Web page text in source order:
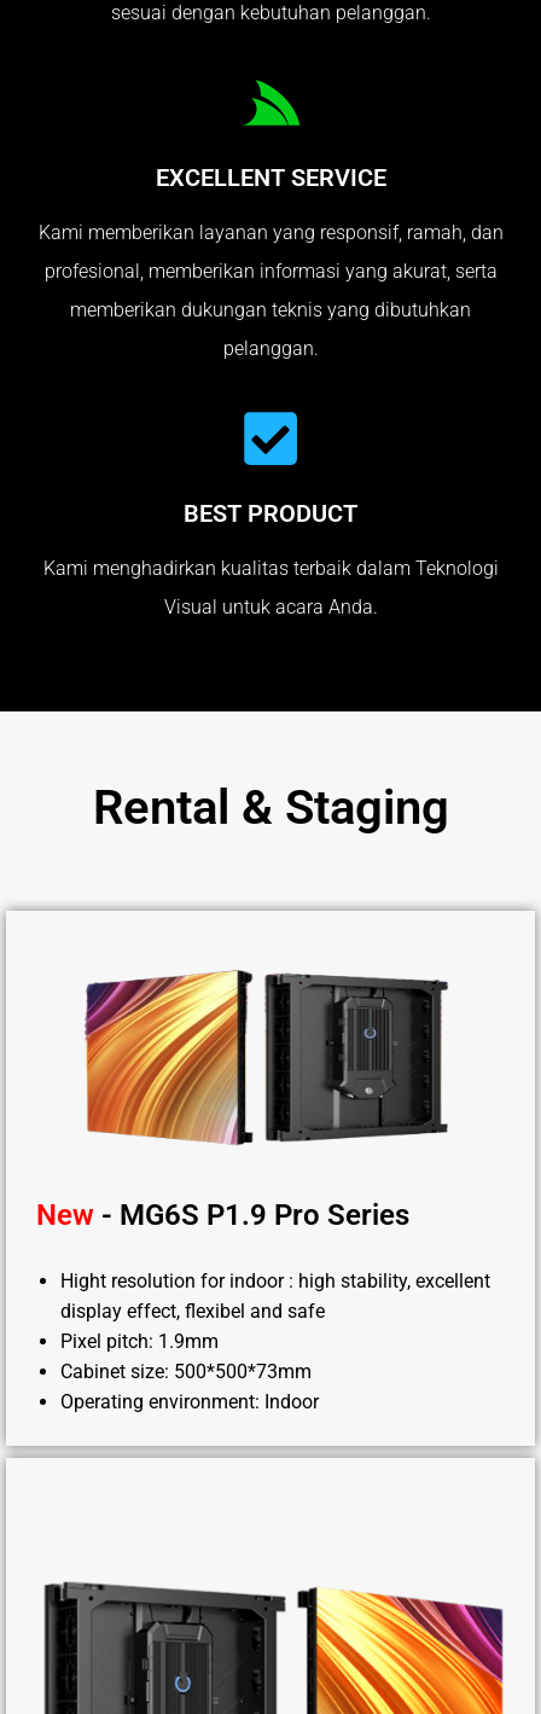
sesuai dengan kebutuhan pelanggan.
EXCELLENT SERVICE
Kami memberikan layanan yang responsif, ramah, dan
profesional, memberikan informasi yang akurat, serta
memberikan dukungan teknis yang dibutuhkan
pelanggan.
BEST PRODUCT
Kami menghadirkan kualitas terbaik dalam Teknologi
Visual untuk acara Anda.
Rental & Staging
New - MG6S P1.9 Pro Series
Hight resolution for indoor : high stability, excellent
display effect, flexibel and safe
Pixel pitch: 1.9mm
Cabinet size: 500*500*73mm
Operating environment: Indoor